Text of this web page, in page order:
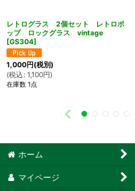
レトログラス 2個セット レトロポ
ップ ロックグラス vintage
[GS304]
1,000円(税別)
(税込 : 1,100円)
在庫数 1点
ホーム
マイページ